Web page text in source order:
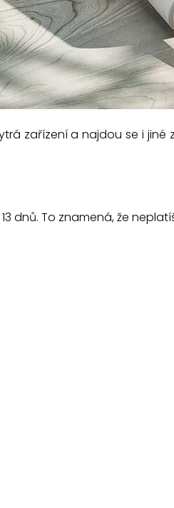
zařízení a najdou se i jiné
dnů. To znamená, že